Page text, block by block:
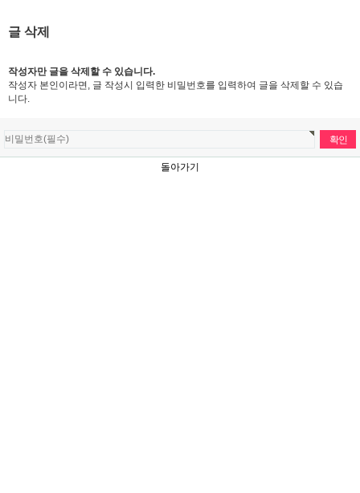
글 삭제
작성자만 글을 삭제할 수 있습니다.
작성자 본인이라면, 글 작성시 입력한 비밀번호를 입력하여 글을 삭제할 수 있습
니다.
돌아가기